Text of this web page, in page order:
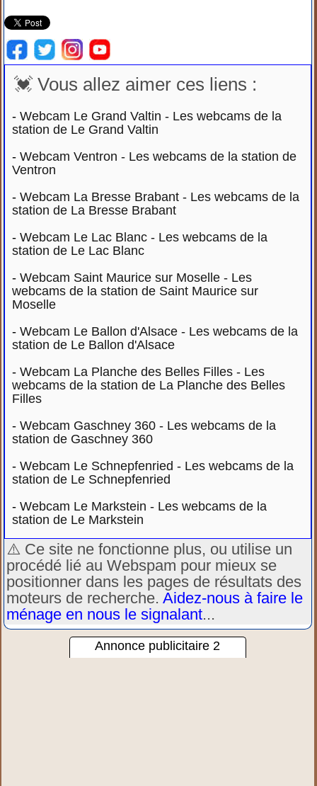
💓 Vous allez aimer ces liens :
-Webcam Le Grand Valtin - Les webcams de la
station de Le Grand Valtin
-Webcam Ventron - Les webcams de la station de
Ventron
-Webcam La Bresse Brabant - Les webcams de la
station de La Bresse Brabant
-Webcam Le Lac Blanc - Les webcams de la
station de Le Lac Blanc
-Webcam Saint Maurice sur Moselle - Les
webcams de la station de Saint Maurice sur
Moselle
-Webcam Le Ballon d'Alsace - Les webcams de la
station de Le Ballon d'Alsace
-Webcam La Planche des Belles Filles - Les
webcams de la station de La Planche des Belles
Filles
-Webcam Gaschney 360 - Les webcams de la
station de Gaschney 360
-Webcam Le Schnepfenried - Les webcams de la
station de Le Schnepfenried
-Webcam Le Markstein - Les webcams de la
station de Le Markstein
⚠️ Ce site ne fonctionne plus, ou utilise un
procédé lié au Webspam pour mieux se
positionner dans les pages de résultats des
moteurs de recherche.Aidez-nous à faire le
ménage en nous le signalant...
Annonce publicitaire 2